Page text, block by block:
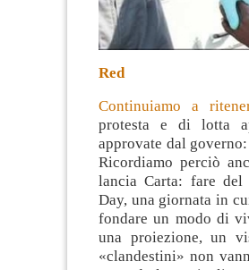
Red
Continuiamo a
protesta e di lotta
approvate dal
Ricordiamo perciò
lancia Carta: fare del
Day, una giornata in
fondare un modo di
una proiezione, un
«clandestini» non